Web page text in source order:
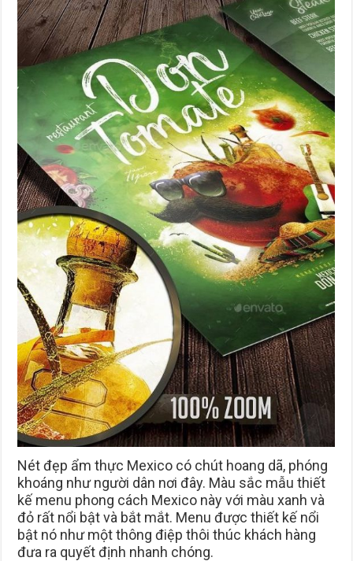
Nét đẹp ẩm thực Mexico có chút hoang dã, phóng
khoáng như người dân nơi đây. Màu sắc mẫu thiết
kế menu phong cách Mexico này với màu xanh và
đỏ rất nổi bật và bắt mắt. Menu được thiết kế nổi
bật nó như một thông điệp thôi thúc khách hàng
đưa ra quyết định nhanh chóng.